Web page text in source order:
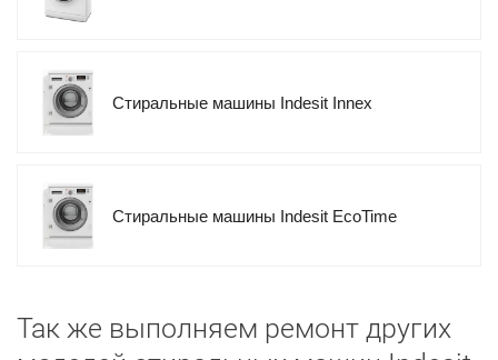
Стиральные машины Indesit Innex
Стиральные машины Indesit EcoTime
Так же выполняем ремонт других